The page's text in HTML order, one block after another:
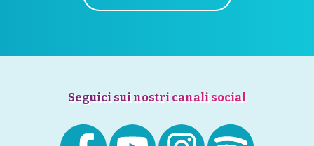
Seguici sui nostri canali social